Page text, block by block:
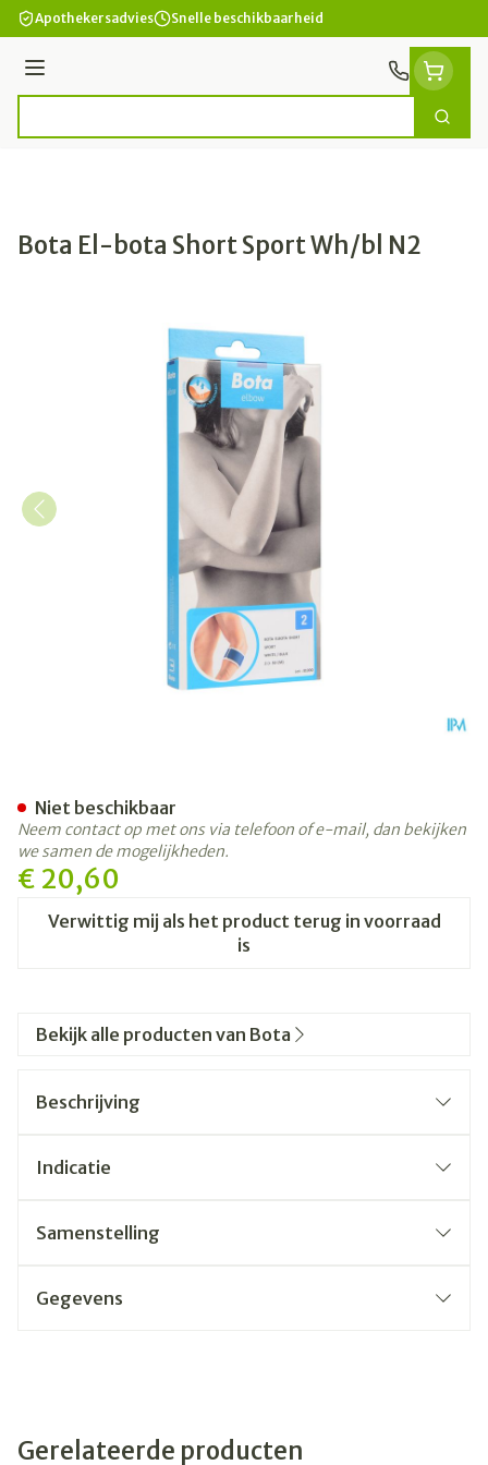
Ga naar de inhoud
Apothekersadvies Snelle beschikbaarheid
Menu
Zoek
Bota El-bota Short Sport Wh/bl N2
€ 20,60
Verwittig mij als het product terug in voorraad
is
Niet beschikbaar
Neem contact op met ons via telefoon of e-mail, dan bekijken
we samen de mogelijkheden.
Bekijk alle producten van Bota
Beschrijving
Indicatie
Samenstelling
Gegevens
Gerelateerde producten